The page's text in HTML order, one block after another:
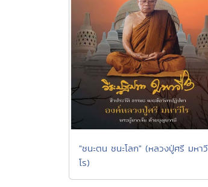
"ชนะตน ชนะโลก" (หลวงปู่ศรี มหาวี
โร)